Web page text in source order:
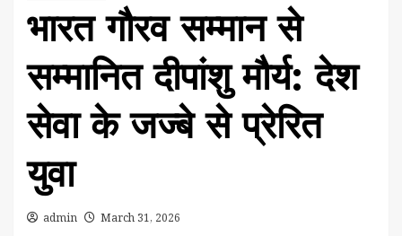
भारत गौरव सम्मान से
सम्मानित दीपांशु मौर्य: देश
सेवा के जज्बे से प्रेरित
युवा
admin March 31, 2026